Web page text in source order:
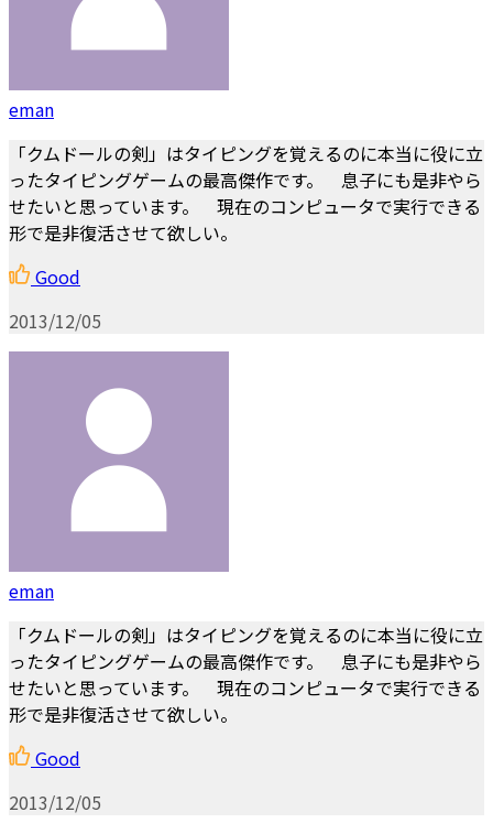
eman
「クムドールの剣」はタイピングを覚えるのに本当に役に立
ったタイピングゲームの最高傑作です。 息子にも是非やら
せたいと思っています。 現在のコンピュータで実行できる
形で是非復活させて欲しい。
Good
2013/12/05
eman
「クムドールの剣」はタイピングを覚えるのに本当に役に立
ったタイピングゲームの最高傑作です。 息子にも是非やら
せたいと思っています。 現在のコンピュータで実行できる
形で是非復活させて欲しい。
Good
2013/12/05